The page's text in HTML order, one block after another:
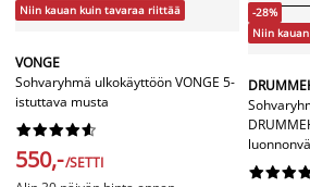
Niin kauan kuin tavaraa riittää
VONGE
Sohvaryhmä ulkokäyttöön VONGE 5-
istuttava musta






550,-/SETTI
-28%
Niin



